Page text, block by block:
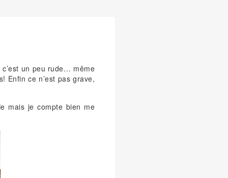
c’est un peu rude… même
Enfin ce n’est pas grave,
mais je compte bien me